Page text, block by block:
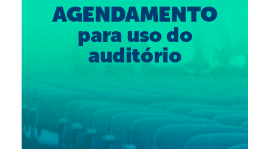
Para Você
Procedimento para registro
Clube de Vantagens
Valores dos serviços
Reserva de auditório
Notícias